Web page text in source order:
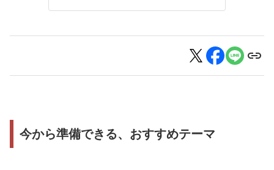
今から準備できる、おすすめテーマ